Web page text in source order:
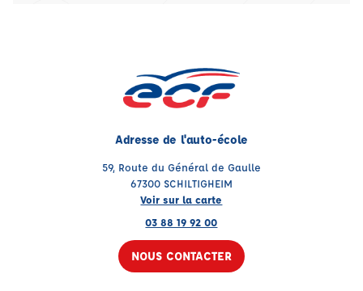
Adresse de l'auto-école
59, Route du Général de Gaulle
67300 SCHILTIGHEIM
Voir sur la carte
03 88 19 92 00
NOUS CONTACTER